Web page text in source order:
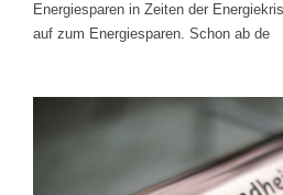
Energiesparen in Zeiten der
auf zum Energiesparen. Schon ab de